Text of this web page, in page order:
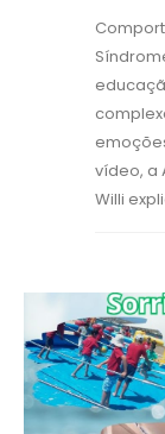
vídeo, a
Willi